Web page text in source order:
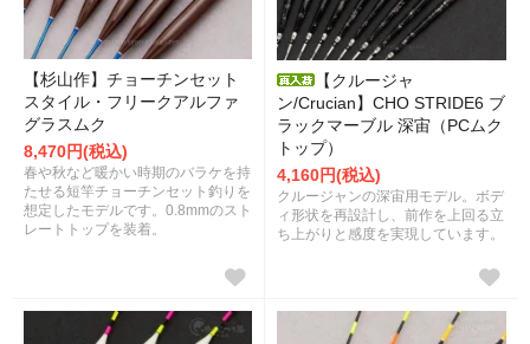
【杉山作】チョーチンセット
スタイル・フリークアルファ
グラスムク
8,470円(税込)
春や秋など暖かい時期のバラケを持
たせる短竿チョーチンセット釣りを
想定したモデルです。0.8mmのスト
レートトップを装着。
【クルージャ
ン/Crucian】CHO STRIDE6 ブ
ラックマーブル 深宙（PCムク
トップ）
4,160円(税込)
クルージャンの深宙用モデル。ボデ
ィ形状を再設計し、前作を上回る立
ち上がりと感度を実現しています。